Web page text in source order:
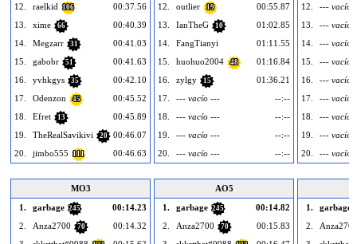
12.
raelkid 106
00:37.56
13.
xime 66
00:40.39
14.
Megzarr 31
00:41.03
15.
gabobr 51
00:41.63
16.
yvhkgys 35
00:42.10
17.
Odenzon 45
00:45.52
18.
Efret 13
00:45.89
19.
TheRealSavikivi 20
00:46.07
20.
jimbo555 111 00:46.63
12.
outlier 19
00:55.87
13.
IanTheG 10
01:02.85
14.
FangTianyi
01:11.55
15.
huohuo2004 48
01:16.84
16.
zylgy 15
01:36.21
17.
--- vacío ---
--:--
18.
--- vacío ---
--:--
19.
--- vacío ---
--:--
20.
--- vacío --- --:--
12.
--- vacío
13.
--- vacío
14.
--- vacío
15.
--- vacío
16.
--- vacío
17.
--- vacío
18.
--- vacío
19.
--- vacío
20.
--- vacío
MO3
1.
garbage 245
00:14.23
2.
Anza2700 70
00:14.32
AO5
1.
garbage 245
00:14.82
2.
Anza2700 70
00:15.83
1.
garbage
2.
Anza2700